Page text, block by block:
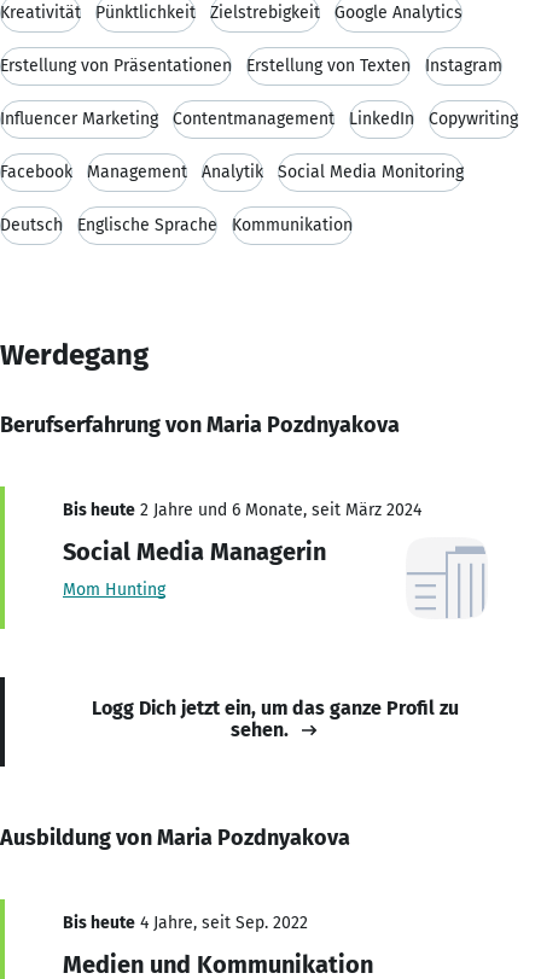
Kreativität Pünktlichkeit Zielstrebigkeit Google Analytics
Erstellung von Präsentationen Erstellung von Texten Instagram
Influencer Marketing Contentmanagement LinkedIn Copywriting
Facebook Management Analytik Social Media Monitoring
Deutsch Englische Sprache Kommunikation
Werdegang
Berufserfahrung von Maria Pozdnyakova
Bis heute 2 Jahre und 6 Monate, seit März 2024
Social Media Managerin
Mom Hunting
Logg Dich jetzt ein, um das ganze Profil zu
sehen.
Ausbildung von Maria Pozdnyakova
Bis heute 4 Jahre, seit Sep. 2022
Medien und Kommunikation